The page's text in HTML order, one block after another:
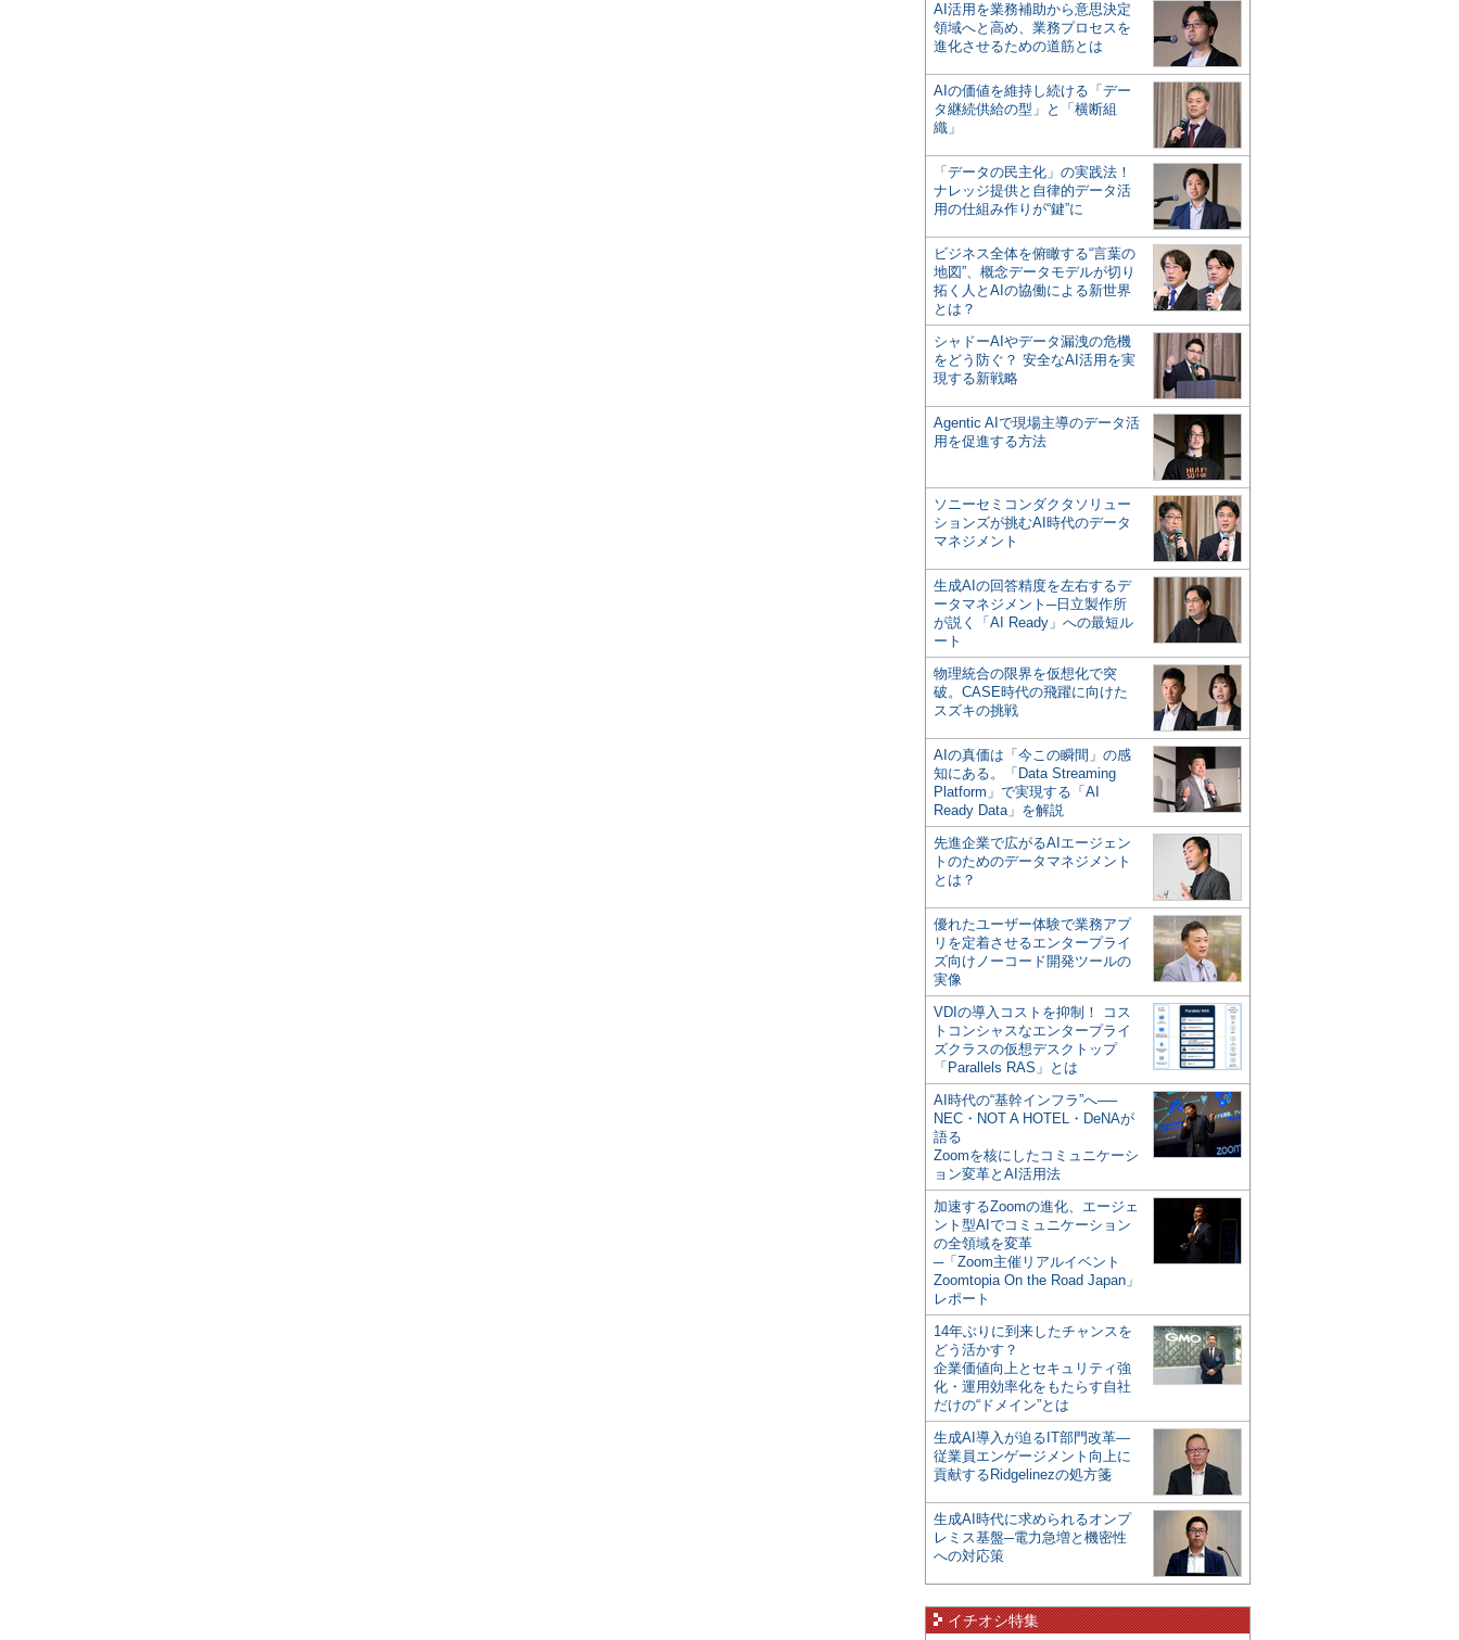
AI活用を業務補助から意思決定
領域へと高め、業務プロセスを
進化させるための道筋とは
AIの価値を維持し続ける「デー
タ継続供給の型」と「横断組
織」
「データの民主化」の実践法！
ナレッジ提供と自律的データ活
用の仕組み作りが“鍵”に
ビジネス全体を俯瞰する“言葉の
地図”、概念データモデルが切り
拓く人とAIの協働による新世界
とは？
シャドーAIやデータ漏洩の危機
をどう防ぐ？ 安全なAI活用を実
現する新戦略
Agentic AIで現場主導のデータ活
用を促進する方法
ソニーセミコンダクタソリュー
ションズが挑むAI時代のデータ
マネジメント
生成AIの回答精度を左右するデ
ータマネジメント─日立製作所
が説く「AI Ready」への最短ル
ート
物理統合の限界を仮想化で突
破。CASE時代の飛躍に向けた
スズキの挑戦
AIの真価は「今この瞬間」の感
知にある。「Data Streaming
Platform」で実現する「AI
Ready Data」を解説
先進企業で広がるAIエージェン
トのためのデータマネジメント
とは？
優れたユーザー体験で業務アプ
リを定着させるエンタープライ
ズ向けノーコード開発ツールの
実像
VDIの導入コストを抑制！ コス
トコンシャスなエンタープライ
ズクラスの仮想デスクトップ
「Parallels RAS」とは
AI時代の“基幹インフラ”へ──
NEC・NOT A HOTEL・DeNAが
語る
Zoomを核にしたコミュニケーシ
ョン変革とAI活用法
加速するZoomの進化、エージェ
ント型AIでコミュニケーション
の全領域を変革
─「Zoom主催リアルイベント
Zoomtopia On the Road Japan」
レポート
14年ぶりに到来したチャンスを
どう活かす？
企業価値向上とセキュリティ強
化・運用効率化をもたらす自社
だけの“ドメイン”とは
生成AI導入が迫るIT部門改革―
従業員エンゲージメント向上に
貢献するRidgelinezの処方箋
生成AI時代に求められるオンプ
レミス基盤─電力急増と機密性
への対応策
イチオシ特集